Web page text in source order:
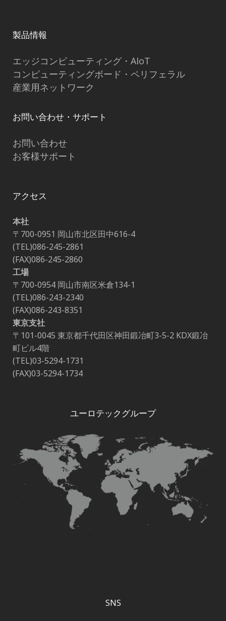
製品情報
エッジコンピューティング・AIoT
コンピューティングボード・ペリフェラル
産業用ネットワーク
お問い合わせ・サポート
お問い合わせ
お客様サポート
アクセス
本社
〒700-0951 岡山市北区田中616-4
(TEL)086-245-2861
(FAX)086-245-2860
工場
〒700-0954 岡山市南区米倉134-1
(TEL)086-243-2340
(FAX)086-243-8351
東京支社
〒101-0045 東京都千代田区神田鍛冶町3-5-2 KDX鍛冶
町ビル4階
(TEL)03-5294-1731
(FAX)03-5294-1734
ユーロテックグループ
SNS